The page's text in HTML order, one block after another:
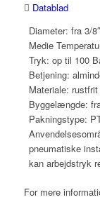
Datablad
Diameter: fra 3/
Medie
Tryk: op til 100
Betjening:
Materiale:
Byggelængde:
Pakningstype:
pneumatiske
kan arbejdstryk
For mere